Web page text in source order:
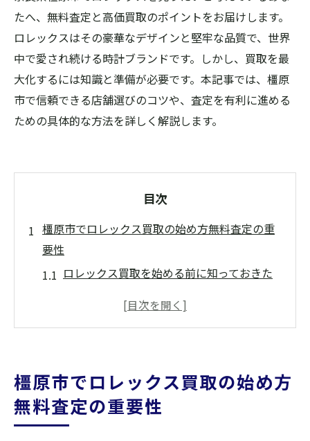
たへ、無料査定と高価買取のポイントをお届けします。
ロレックスはその豪華なデザインと堅牢な品質で、世界
中で愛され続ける時計ブランドです。しかし、買取を最
大化するには知識と準備が必要です。本記事では、橿原
市で信頼できる店舗選びのコツや、査定を有利に進める
ための具体的な方法を詳しく解説します。
目次
橿原市でロレックス買取の始め方無料査定の重
要性
ロレックス買取を始める前に知っておきた
無料査定がもたらす安心感とその具体的な
イント
査定をスムーズに進めるための事前準備
橿原市でのロレックス買取市場の現状と傾
橿原市でロレックス買取の始め方
無料査定の重要性